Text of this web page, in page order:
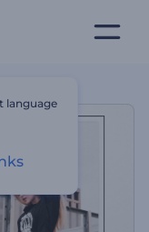
language